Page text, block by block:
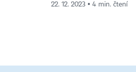
22. 12. 2023 ▪ 4 min. čtení